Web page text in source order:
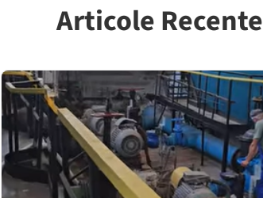
Articole Recente